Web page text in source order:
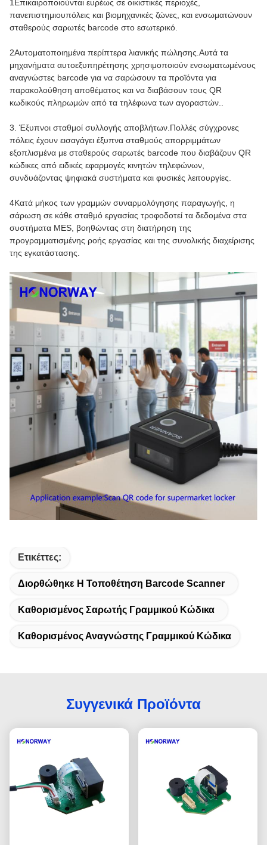
1Επικαιροποιούνται ευρέως σε οικιστικές περιοχές,
πανεπιστημιουπόλεις και βιομηχανικές ζώνες, και ενσωματώνουν
σταθερούς σαρωτές barcode στο εσωτερικό.
2Αυτοματοποιημένα περίπτερα λιανικής πώλησης.Αυτά τα
μηχανήματα αυτοεξυπηρέτησης χρησιμοποιούν ενσωματωμένους
αναγνώστες barcode για να σαρώσουν τα προϊόντα για
παρακολούθηση αποθέματος και να διαβάσουν τους QR
κωδικούς πληρωμών από τα τηλέφωνα των αγοραστών..
3. Έξυπνοι σταθμοί συλλογής αποβλήτων.Πολλές σύγχρονες
πόλεις έχουν εισαγάγει έξυπνα σταθμούς απορριμμάτων
εξοπλισμένα με σταθερούς σαρωτές barcode που διαβάζουν QR
κώδικες από ειδικές εφαρμογές κινητών τηλεφώνων,
συνδυάζοντας ψηφιακά συστήματα και φυσικές λειτουργίες.
4Κατά μήκος των γραμμών συναρμολόγησης παραγωγής, η
σάρωση σε κάθε σταθμό εργασίας τροφοδοτεί τα δεδομένα στα
συστήματα MES, βοηθώντας στη διατήρηση της
προγραμματισμένης ροής εργασίας και της συνολικής διαχείρισης
της εγκατάστασης.
Ετικέττες:
Διορθώθηκε Η Τοποθέτηση Barcode Scanner
Καθορισμένος Σαρωτής Γραμμικού Κώδικα
Καθορισμένος Αναγνώστης Γραμμικού Κώδικα
Συγγενικά Προϊόντα